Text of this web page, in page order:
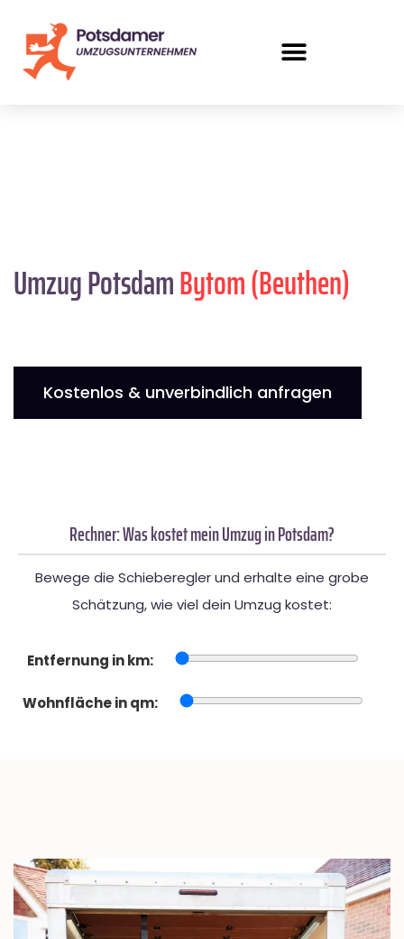
Umzug PotsdamBytom (Beuthen)
Kostenlos & unverbindlich anfragen
Rechner: Was kostet mein Umzug in Potsdam?
Bewege die Schieberegler und erhalte eine grobe
Schätzung, wie viel dein Umzug kostet:
Entfernung in km:
Wohnfläche in qm: